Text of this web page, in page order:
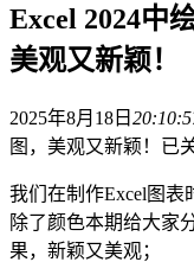
Excel 2024中
美观又新颖！
2025年8月18日
图，美观又新颖！ 已
我们在制作Excel图表
除了颜色本期给大家
果，新颖又美观；